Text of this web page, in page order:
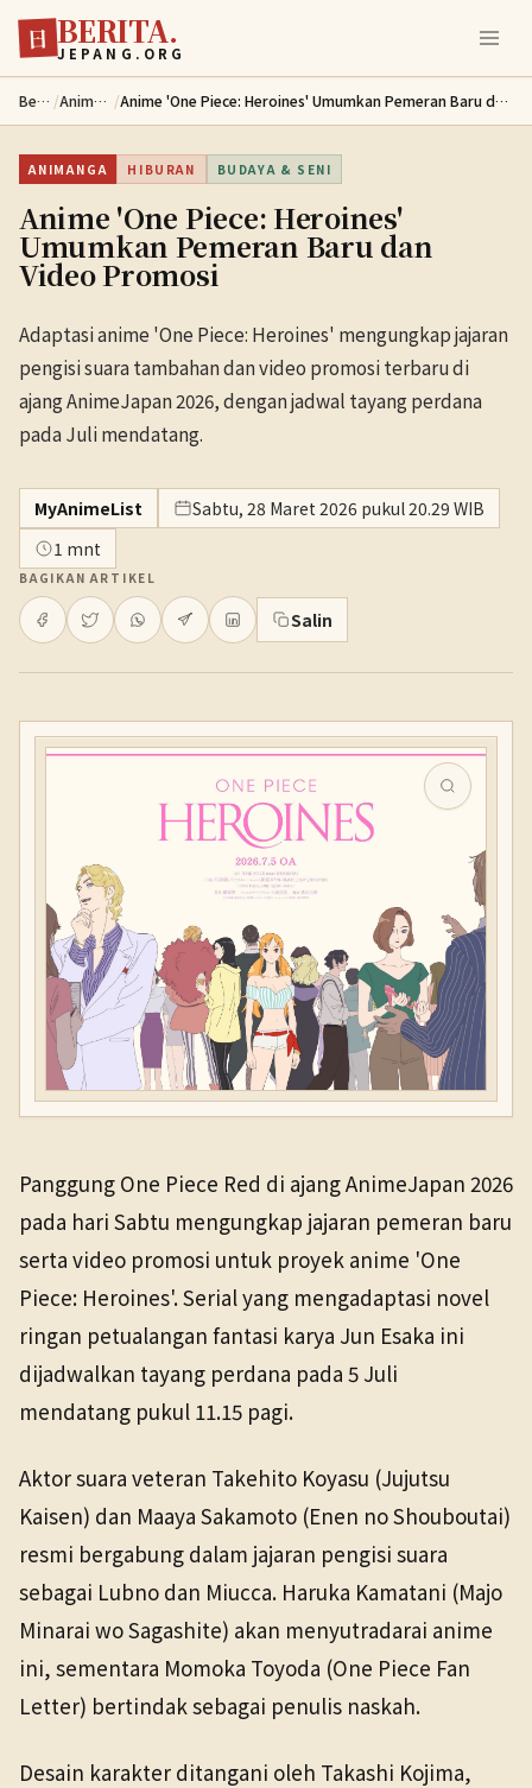
Lewati ke konten utama
日 BERITA.
JEPANG.ORG
Berita / Animanga / Anime 'One Piece: Heroines' Umumkan Pemeran Baru dan Video Promosi
ANIMANGA HIBURAN BUDAYA & SENI
Anime 'One Piece: Heroines'
Umumkan Pemeran Baru dan
Video Promosi
Adaptasi anime 'One Piece: Heroines' mengungkap jajaran
pengisi suara tambahan dan video promosi terbaru di
ajang AnimeJapan 2026, dengan jadwal tayang perdana
pada Juli mendatang.
MyAnimeList
Sabtu, 28 Maret 2026 pukul 20.29 WIB
1 mnt
BAGIKAN ARTIKEL
Salin
Panggung One Piece Red di ajang AnimeJapan 2026
pada hari Sabtu mengungkap jajaran pemeran baru
serta video promosi untuk proyek anime 'One
Piece: Heroines'. Serial yang mengadaptasi novel
ringan petualangan fantasi karya Jun Esaka ini
dijadwalkan tayang perdana pada 5 Juli
mendatang pukul 11.15 pagi.
Aktor suara veteran Takehito Koyasu (Jujutsu
Kaisen) dan Maaya Sakamoto (Enen no Shouboutai)
resmi bergabung dalam jajaran pengisi suara
sebagai Lubno dan Miucca. Haruka Kamatani (Majo
Minarai wo Sagashite) akan menyutradarai anime
ini, sementara Momoka Toyoda (One Piece Fan
Letter) bertindak sebagai penulis naskah.
Desain karakter ditangani oleh Takashi Kojima,